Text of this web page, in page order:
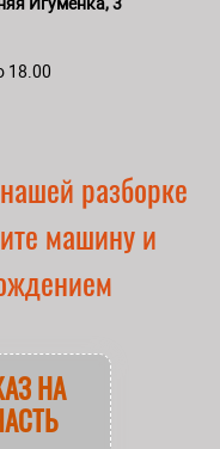
18.00
разборке
машину и
НА